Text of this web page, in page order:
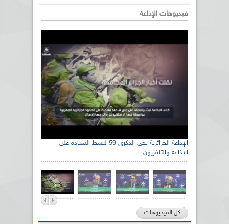
فيديوهات الإذاعة
الإذاعة الجزائرية تحي الذكرى 59 لبسط السيادة على
الإذاعة والتلفزيون
كل الفيديوهات